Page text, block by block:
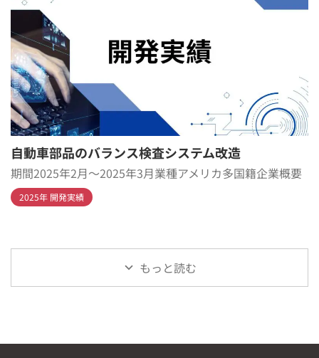
自動車部品のバランス検査システム改造
期間2025年2月～2025年3月業種アメリカ多国籍企業概要
2025年 開発実績
もっと読む